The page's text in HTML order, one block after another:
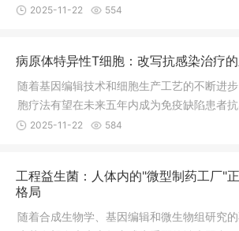
到2030年，该领域市场规模预计将达到180
2025-11-22 554
病原体特异性T细胞：改写抗感染治疗
随着基因编辑技术和细胞生产工艺的不断进
胞疗法有望在未来五年内成为免疫缺陷患者
择。从单一病原体到多病原体，从治疗到预
测，到2030年，该领域市场规模有望突破
治疗产业的重要增长点。
2025-11-22 584
工程益生菌：人体内的"微型制药工厂"
格局
随着合成生物学、基因编辑和微生物组研究